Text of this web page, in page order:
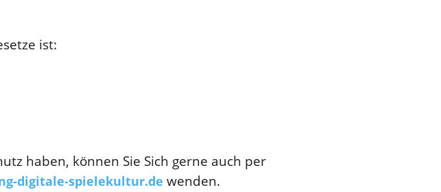
ist:
haben, können Sie Sich gerne auch per
digitale-spielekultur.de wenden.